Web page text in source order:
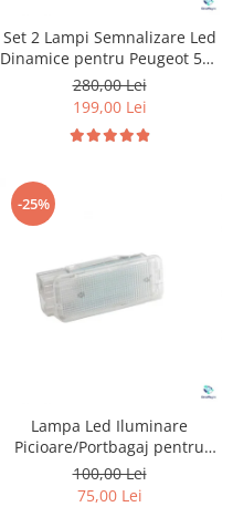
Set 2 Lampi Semnalizare Led
Dinamice pentru Peugeot 508
& Citroen C4
280,00 Lei
199,00 Lei
-25%
Lampa Led Iluminare
Picioare/Portbagaj pentru
Peugeot si Citroen
100,00 Lei
75,00 Lei